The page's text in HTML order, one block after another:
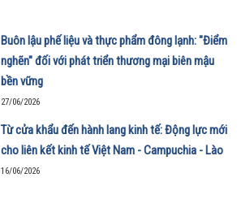
Buôn lậu phế liệu và thực phẩm đông lạnh: "Điểm
nghẽn" đối với phát triển thương mại biên mậu
bền vững
27/06/2026
Từ cửa khẩu đến hành lang kinh tế: Động lực mới
cho liên kết kinh tế Việt Nam - Campuchia - Lào
16/06/2026